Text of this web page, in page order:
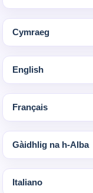
Cymraeg
English
Français
Gàidhlig na h-Alba
Italiano